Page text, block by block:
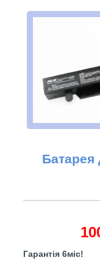
Батарея
Гарантія 6міс!